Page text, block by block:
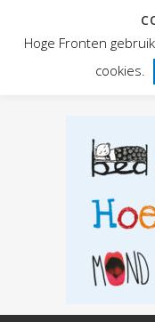
Hoge Fronten
cookies.